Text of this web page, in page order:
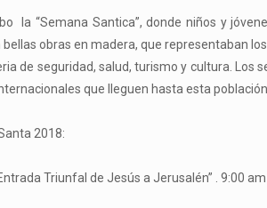
la “Semana Santica”, donde niños y
obras en madera, que representaban
de seguridad, salud, turismo y cultura.
que lleguen hasta esta
2018:
Triunfal de Jesús a Jerusalén” . 9:00